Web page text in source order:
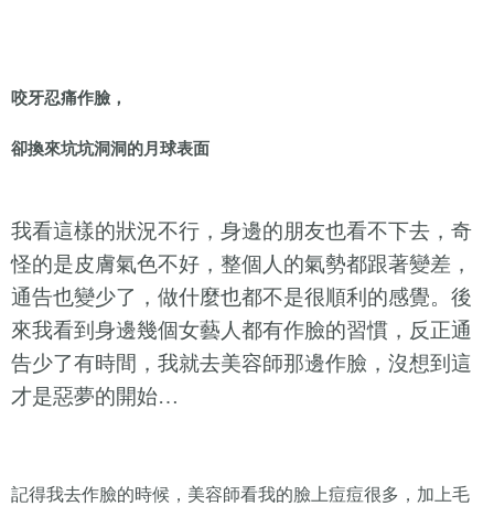
咬牙忍痛作臉，
卻換來坑坑洞洞的月球表面
我看這樣的狀況不行，身邊的朋友也看不下去，奇
怪的是皮膚氣色不好，整個人的氣勢都跟著變差，
通告也變少了，做什麼也都不是很順利的感覺。後
來我看到身邊幾個女藝人都有作臉的習慣，反正通
告少了有時間，我就去美容師那邊作臉，沒想到這
才是惡夢的開始…
記得我去作臉的時候，美容師看我的臉上痘痘很多，加上毛